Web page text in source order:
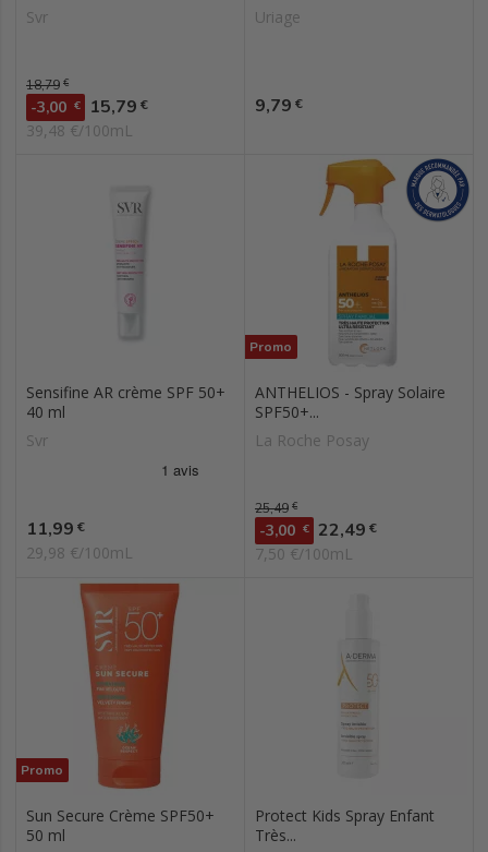
Svr
Prix de base
18,79 €
-3,00 € Prix
15,79 €
39,48 €/100mL
Uriage
Prix
9,79 €
Sensifine AR crème SPF 50+
40 ml
Svr
Prix
11,99 €
29,98 €/100mL
Promo
ANTHELIOS - Spray Solaire
SPF50+...
La Roche Posay
Prix de base
25,49 €
-3,00 € Prix
22,49 €
7,50 €/100mL
Promo
Sun Secure Crème SPF50+
50 ml
Protect Kids Spray Enfant
Très...